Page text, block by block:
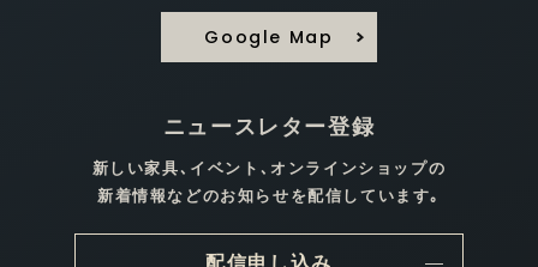
Google Map
ニュースレター登録
新しい家具､イベント､オンラインショップの
新着情報などのお知らせを配信しています｡